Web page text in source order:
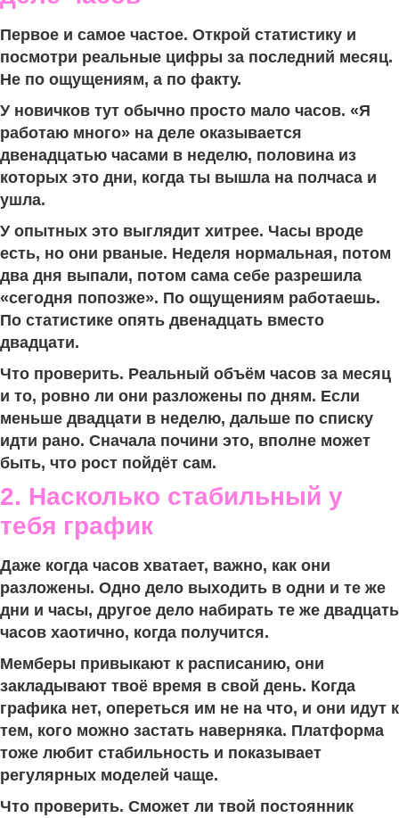
Первое и самое частое. Открой статистику и
посмотри реальные цифры за последний месяц.
Не по ощущениям, а по факту.
У новичков тут обычно просто мало часов. «Я
работаю много» на деле оказывается
двенадцатью часами в неделю, половина из
которых это дни, когда ты вышла на полчаса и
ушла.
У опытных это выглядит хитрее. Часы вроде
есть, но они рваные. Неделя нормальная, потом
два дня выпали, потом сама себе разрешила
«сегодня попозже». По ощущениям работаешь.
По статистике опять двенадцать вместо
двадцати.
Что проверить. Реальный объём часов за месяц
и то, ровно ли они разложены по дням. Если
меньше двадцати в неделю, дальше по списку
идти рано. Сначала почини это, вполне может
быть, что рост пойдёт сам.
2. Насколько стабильный у
тебя график
Даже когда часов хватает, важно, как они
разложены. Одно дело выходить в одни и те же
дни и часы, другое дело набирать те же двадцать
часов хаотично, когда получится.
Мемберы привыкают к расписанию, они
закладывают твоё время в свой день. Когда
графика нет, опереться им не на что, и они идут к
тем, кого можно застать наверняка. Платформа
тоже любит стабильность и показывает
регулярных моделей чаще.
Что проверить. Сможет ли твой постоянник